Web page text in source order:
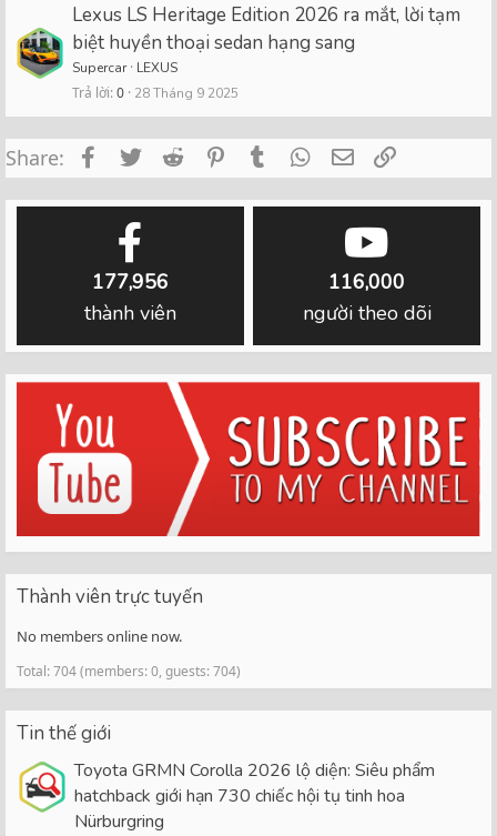
Lexus LS Heritage Edition 2026 ra mắt, lời tạm
biệt huyền thoại sedan hạng sang
Supercar LEXUS
Trả lời 0 28 Tháng 9 2025
Share: FacebookTwitterReddit PinterestTumblrWhatsApp
Email
177,956
thành viên
116,000
người theo dõi
Thành viên trực tuyến
No members online now.
Total: 704 (members: 0, guests: 704)
Tin thế giới
Toyota GRMN Corolla 2026 lộ diện: Siêu phẩm
hatchback giới hạn 730 chiếc hội tụ tinh hoa
Nürburgring